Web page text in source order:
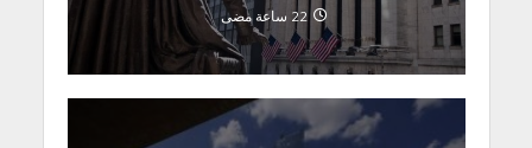
22 ساعة مضى